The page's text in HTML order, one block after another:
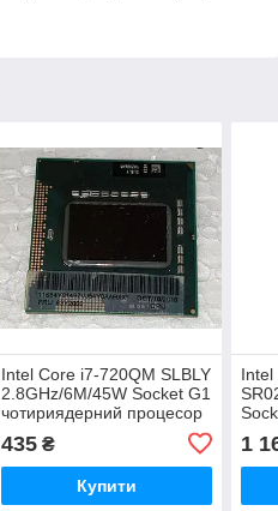
Intel Core i7-720QM SLBLY
2.8GHz/6M/45W Socket G1
чотириядерний процесор
435₴
Купити
Intel
1